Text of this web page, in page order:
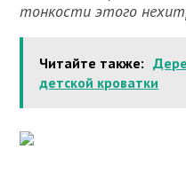
тонкости этого
Читайте также:
детской кроватки